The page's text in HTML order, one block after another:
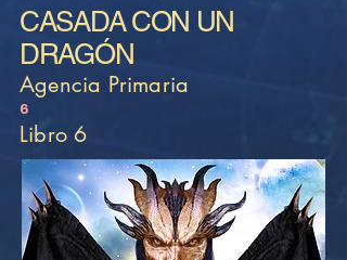
CASADA CON UN
DRAGÓN
Agencia Primaria
6
Libro 6